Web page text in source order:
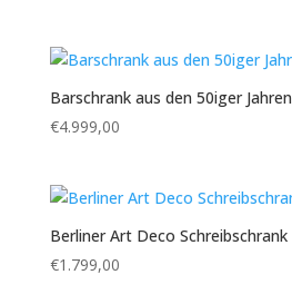
Barschrank aus den 50iger Jahren
€4.999,00
Berliner Art Deco Schreibschrank
€1.799,00